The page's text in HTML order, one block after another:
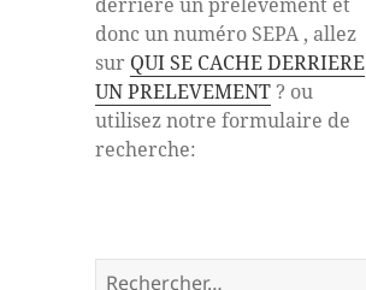
donc un numéro SEPA , allez
sur QUI SE CACHE DERRIERE
UN PRELEVEMENT? ou
utilisez notre formulaire de
recherche:
Rechercher :